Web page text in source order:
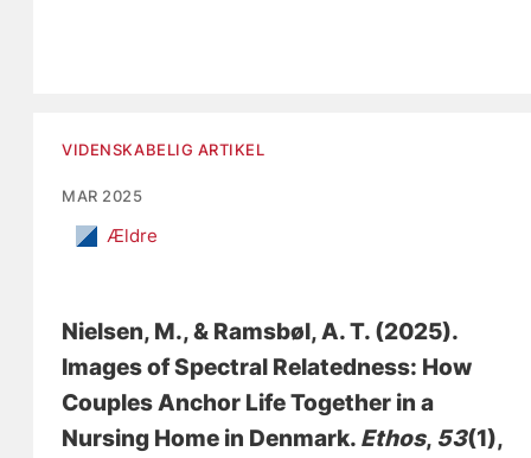
VIDENSKABELIG ARTIKEL
MAR 2025
Ældre
Nielsen, M., & Ramsbøl, A. T. (2025).
Images of Spectral Relatedness: How
Couples Anchor Life Together in a
Nursing Home in Denmark. Ethos, 53(1),